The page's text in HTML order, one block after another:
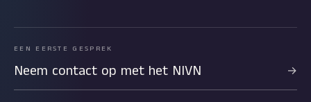
EEN EERSTE GESPREK
Neem contact op met het NIVN →